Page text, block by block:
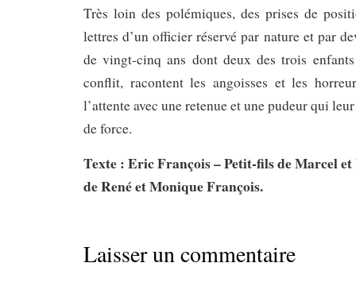
Très loin des polémiques, des prises de
lettres d’un officier réservé par nature et par
de vingt-cinq ans dont deux des trois
conflit, racontent les angoisses et les
l’attente avec une retenue et une pudeur qui
de force.
Texte : Eric François – Petit-fils de Marcel
de René et Monique François.
Laisser un commentaire